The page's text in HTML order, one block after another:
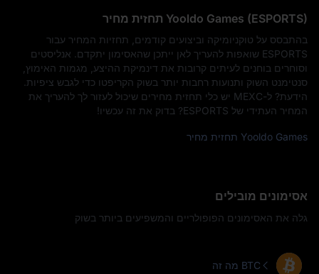
Yooldo Games (ESPORTS) תחזית מחיר
בהתבסס על טוקניומיקה וביצועים קודמים, תחזיות המחיר עבור
ESPORTS שואפות להעריך לאן ייתכן שהאסימון יתקדם. אנליסטים
וסוחרים בוחנים לעיתים קרובות את דינמיקת ההיצע, מגמות האימוץ,
סנטימנט השוק ותנועות רחבות יותר בשוק הקריפטו כדי לגבש ציפיות.
הידעת? ל-MEXC יש כלי תחזית מחירים שיכול לעזור לך להעריך את
המחיר העתידי של ESPORTS? בדוק את זה עכשיו!
Yooldo Games תחזית מחיר
אסימונים מובילים
גלה את האסימונים הפופולריים והמשפיעים ביותר בשוק
מה זה BTC